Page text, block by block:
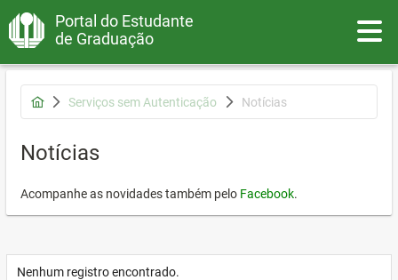
Portal do Estudante
de Graduação
Serviços sem Autenticação Notícias
Notícias
Acompanhe as novidades também pelo Facebook.
Nenhum registro encontrado.